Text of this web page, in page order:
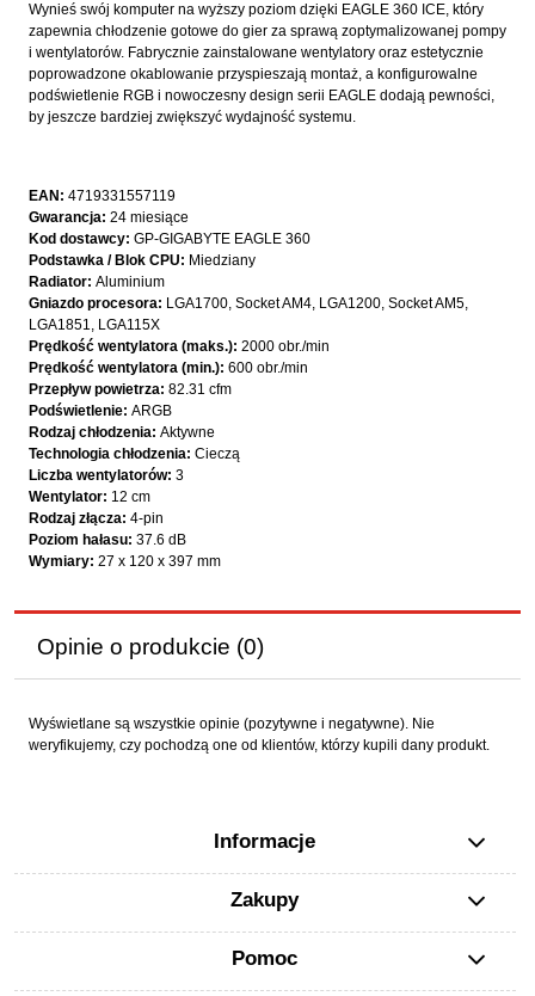
Wynieś swój komputer na wyższy poziom dzięki EAGLE 360 ICE, który
zapewnia chłodzenie gotowe do gier za sprawą zoptymalizowanej pompy
i wentylatorów. Fabrycznie zainstalowane wentylatory oraz estetycznie
poprowadzone okablowanie przyspieszają montaż, a konfigurowalne
podświetlenie RGB i nowoczesny design serii EAGLE dodają pewności,
by jeszcze bardziej zwiększyć wydajność systemu.
EAN: 4719331557119
Gwarancja: 24 miesiące
Kod dostawcy: GP-GIGABYTE EAGLE 360
Podstawka / Blok CPU: Miedziany
Radiator: Aluminium
Gniazdo procesora: LGA1700, Socket AM4, LGA1200, Socket AM5,
LGA1851, LGA115X
Prędkość wentylatora (maks.): 2000 obr./min
Prędkość wentylatora (min.): 600 obr./min
Przepływ powietrza: 82.31 cfm
Podświetlenie: ARGB
Rodzaj chłodzenia: Aktywne
Technologia chłodzenia: Cieczą
Liczba wentylatorów: 3
Wentylator: 12 cm
Rodzaj złącza: 4-pin
Poziom hałasu: 37.6 dB
Wymiary: 27 x 120 x 397 mm
Opinie o produkcie (0)
Wyświetlane są wszystkie opinie (pozytywne i negatywne). Nie
weryfikujemy, czy pochodzą one od klientów, którzy kupili dany produkt.
Informacje
Zakupy
Pomoc